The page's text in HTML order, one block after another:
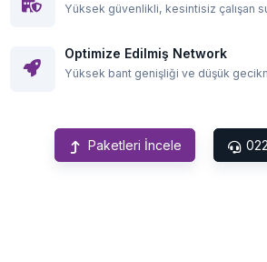
Yüksek güvenlikli, kesintisiz çalışan
Optimize Edilmiş Network
Yüksek bant genişliği ve düşük
Paketleri İncele